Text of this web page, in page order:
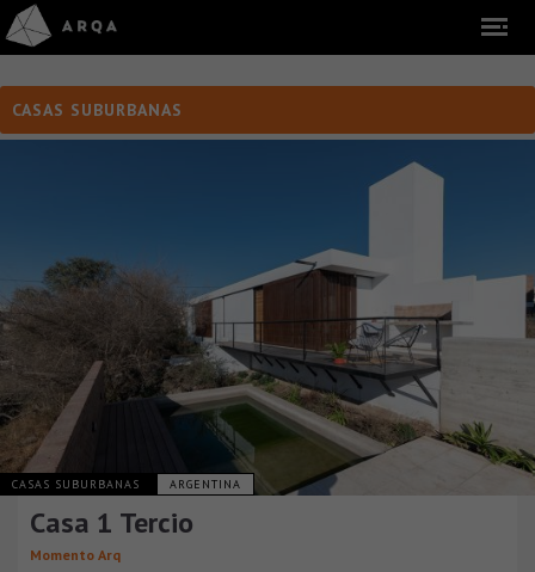
CASAS SUBURBANAS
CASAS SUBURBANAS ARGENTINA
Casa 1 Tercio
Momento Arq